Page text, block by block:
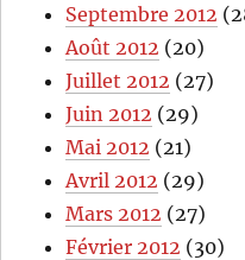
Septembre 2012
Août 2012 (20)
Juillet 2012 (27)
Juin 2012 (29)
Mai 2012 (21)
Avril 2012 (29)
Mars 2012 (27)
Février 2012 (30)